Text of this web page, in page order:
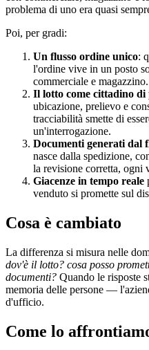
problema di uno era quasi
Poi, per gradi:
Un flusso ordine unico:
l'ordine vive in un posto
commerciale e magazzino.
Il lotto come cittadino di
ubicazione, prelievo e
tracciabilità smette di
un'interrogazione.
Documenti generati dal
nasce dalla spedizione,
la revisione corretta, ogni
Giacenze in tempo reale
venduto si promette sul
Cosa è cambiato
La differenza si misura nelle
dov'è il lotto? cosa posso
documenti? Quando le risposte
memoria delle persone —
d'ufficio.
Come lo